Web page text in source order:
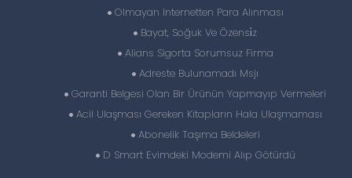
Olmayan Internetten Para Alınması
Bayat, Soğuk Ve Özensi̇z
Alians Sigorta Sorumsuz Firma
Adreste Bulunamadı Msjı
Garanti Belgesi Olan Bir Ürünün Yapmayıp Vermeleri
Acil Ulaşması Gereken Kitapların Hala Ulaşmaması
Abonelik Taşıma Beldeleri
D Smart Evimdeki Modemi Alıp Götürdü